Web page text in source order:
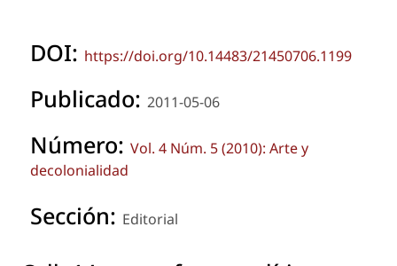
DOI: https://doi.org/10.14483/21450706.1199
Publicado: 2011-05-06
Número: Vol. 4 Núm. 5 (2010): Arte y
decolonialidad
Sección: Editorial